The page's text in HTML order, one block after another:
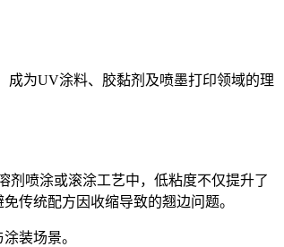
成为UV涂料、胶黏剂及喷墨打印领域的理
剂喷涂或滚涂工艺中，低粘度不仅提升了
传统配方因收缩导致的翘边问题。
装场景。